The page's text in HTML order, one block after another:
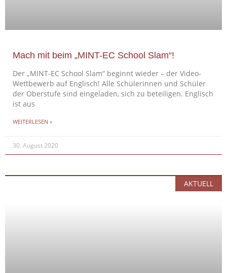
Mach mit beim „MINT-EC School Slam“!
Der „MINT-EC School Slam“ beginnt wieder – der Video-
Wettbewerb auf Englisch! Alle Schülerinnen und Schüler
der Oberstufe sind eingeladen, sich zu beteiligen. Englisch
ist aus
WEITERLESEN »
30. August 2020
AKTUELL